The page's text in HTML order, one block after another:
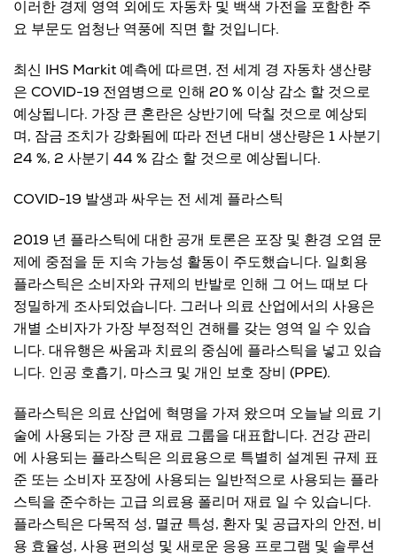
이러한 경제 영역 외에도 자동차 및 백색 가전을 포함한 주
요 부문도 엄청난 역풍에 직면 할 것입니다.
최신 IHS Markit 예측에 따르면, 전 세계 경 자동차 생산량
은 COVID-19 전염병으로 인해 20 % 이상 감소 할 것으로
예상됩니다. 가장 큰 혼란은 상반기에 닥칠 것으로 예상되
며, 잠금 조치가 강화됨에 따라 전년 대비 생산량은 1 사분기
24 %, 2 사분기 44 % 감소 할 것으로 예상됩니다.
COVID-19 발생과 싸우는 전 세계 플라스틱
2019 년 플라스틱에 대한 공개 토론은 포장 및 환경 오염 문
제에 중점을 둔 지속 가능성 활동이 주도했습니다. 일회용
플라스틱은 소비자와 규제의 반발로 인해 그 어느 때보 다
정밀하게 조사되었습니다. 그러나 의료 산업에서의 사용은
개별 소비자가 가장 부정적인 견해를 갖는 영역 일 수 있습
니다. 대유행은 싸움과 치료의 중심에 플라스틱을 넣고 있습
니다. 인공 호흡기, 마스크 및 개인 보호 장비 (PPE).
플라스틱은 의료 산업에 혁명을 가져 왔으며 오늘날 의료 기
술에 사용되는 가장 큰 재료 그룹을 대표합니다. 건강 관리
에 사용되는 플라스틱은 의료용으로 특별히 설계된 규제 표
준 또는 소비자 포장에 사용되는 일반적으로 사용되는 플라
스틱을 준수하는 고급 의료용 폴리머 재료 일 수 있습니다.
플라스틱은 다목적 성, 멸균 특성, 환자 및 공급자의 안전, 비
용 효율성, 사용 편의성 및 새로운 응용 프로그램 및 솔루션